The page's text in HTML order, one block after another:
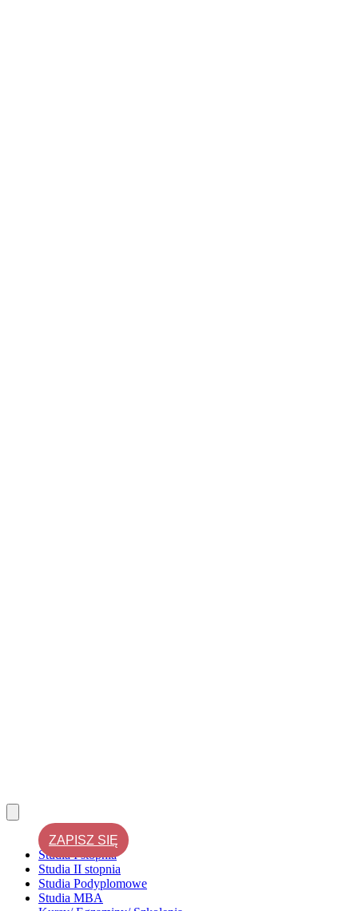
ZAPISZ SIĘ
Studia I stopnia
Studia II stopnia
Studia Podyplomowe
Studia MBA